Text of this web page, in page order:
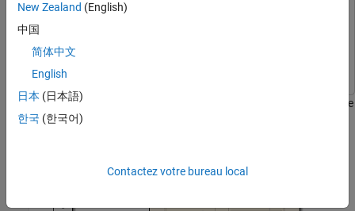
Cet exemple utilise :
Simulink
Le modèle
représente la logique de contrôle
d’un système de batterie rechargeable. Pour créer le modèle,
New Zealand (English)
中国
简体中文
English
日本 (日本語)
한국 (한국어)
Contactez votre bureau local